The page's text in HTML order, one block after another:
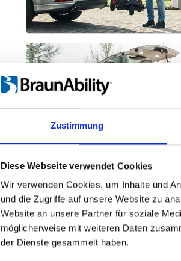
Zustimmung
Diese Webseite verwendet Cookies
Wir verwenden Cookies, um Inhalte und
und die Zugriffe auf unsere Website zu
Website an unsere Partner für soziale
möglicherweise mit weiteren Daten
der Dienste gesammelt haben.